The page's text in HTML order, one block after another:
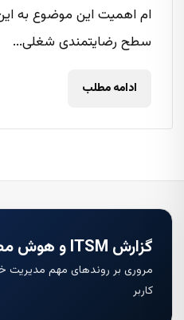
ام اهمیت این موضوع به
سطح رضایتمندی شغلی...
ادامه مطلب
گزارش ITSM و هوش مصنوعی
مروری بر روندهای مهم مدیریت
کاربر